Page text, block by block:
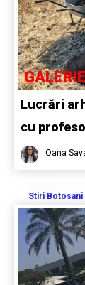
Lucrări
cu
Oana
Stiri Botosani